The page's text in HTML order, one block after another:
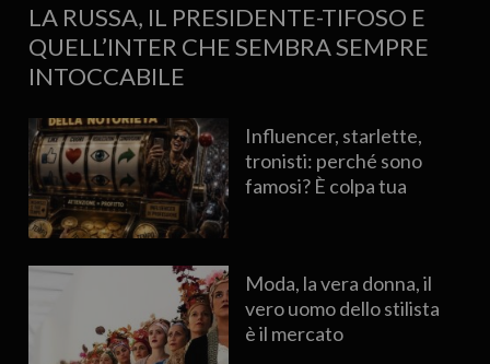
LA RUSSA, IL PRESIDENTE-TIFOSO E
QUELL’INTER CHE SEMBRA SEMPRE
INTOCCABILE
Influencer, starlette,
tronisti: perché sono
famosi? È colpa tua
Moda, la vera donna, il
vero uomo dello stilista
è il mercato